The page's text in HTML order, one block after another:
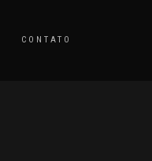
CONTATO